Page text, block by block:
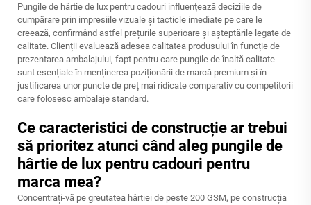
Pungile de hârtie de lux pentru cadouri influențează deciziile de
cumpărare prin impresiile vizuale și tacticle imediate pe care le
creează, confirmând astfel prețurile superioare și așteptările legate de
calitate. Clienții evaluează adesea calitatea produsului în funcție de
prezentarea ambalajului, fapt pentru care pungile de înaltă calitate
sunt esențiale în menținerea poziționării de marcă premium și în
justificarea unor puncte de preț mai ridicate comparativ cu competitorii
care folosesc ambalaje standard.
Ce caracteristici de construcție ar trebui
să prioritez atunci când aleg pungile de
hârtie de lux pentru cadouri pentru
marca mea?
Concentrați-vă pe greutatea hârtiei de peste 200 GSM, pe construcția